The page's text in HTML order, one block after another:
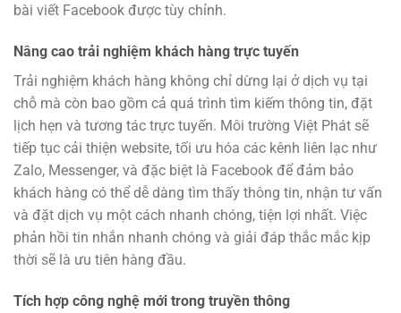
bài viết Facebook được tùy chỉnh.
Nâng cao trải nghiệm khách hàng trực tuyến
Trải nghiệm khách hàng không chỉ dừng lại ở dịch vụ tại
chỗ mà còn bao gồm cả quá trình tìm kiếm thông tin, đặt
lịch hẹn và tương tác trực tuyến. Môi trường Việt Phát sẽ
tiếp tục cải thiện website, tối ưu hóa các kênh liên lạc như
Zalo, Messenger, và đặc biệt là Facebook để đảm bảo
khách hàng có thể dễ dàng tìm thấy thông tin, nhận tư vấn
và đặt dịch vụ một cách nhanh chóng, tiện lợi nhất. Việc
phản hồi tin nhắn nhanh chóng và giải đáp thắc mắc kịp
thời sẽ là ưu tiên hàng đầu.
Tích hợp công nghệ mới trong truyền thông